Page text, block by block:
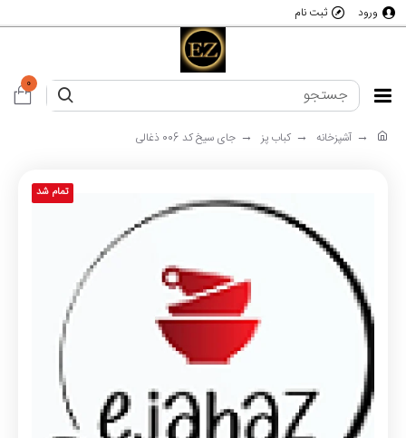
ورود ثبت نام
0
آشپزخانه کباب پز جای سیخ کد 006 ذغالی
تمام شد